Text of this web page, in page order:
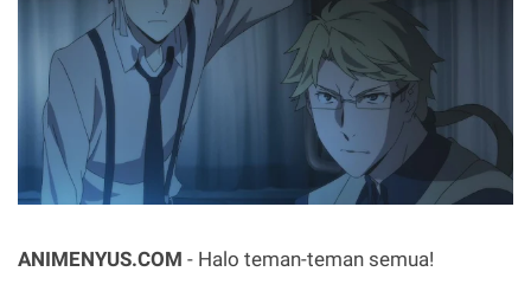
ANIMENYUS.COM - Halo teman-teman semua!